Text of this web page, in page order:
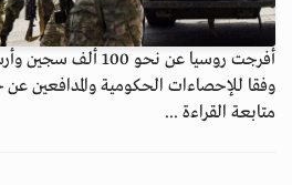
أفرجت روسيا عن نحو
وفقا للإحصاءات الحكومية والمدافعين
متابعة القراءة ...